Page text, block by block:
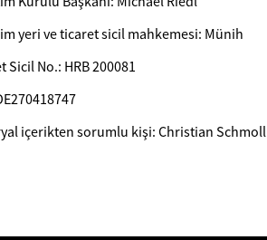
yeri ve ticaret sicil mahkemesi: Münih
Sicil No.: HRB 200081
içerikten sorumlu kişi: Christian Schmoll